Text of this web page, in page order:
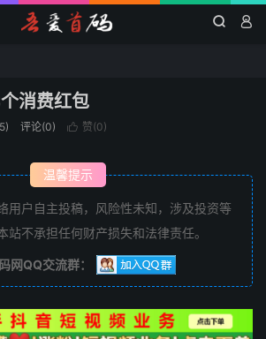
 
消费红包
评论(0)  赞(0)
温馨提示
用户自主投稿，风险性未知，涉及投资等
站不承担任何财产损失和法律责任。
网QQ交流群：